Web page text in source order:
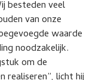
besteden veel
van onze
waarde
noodzakelijk.
om de